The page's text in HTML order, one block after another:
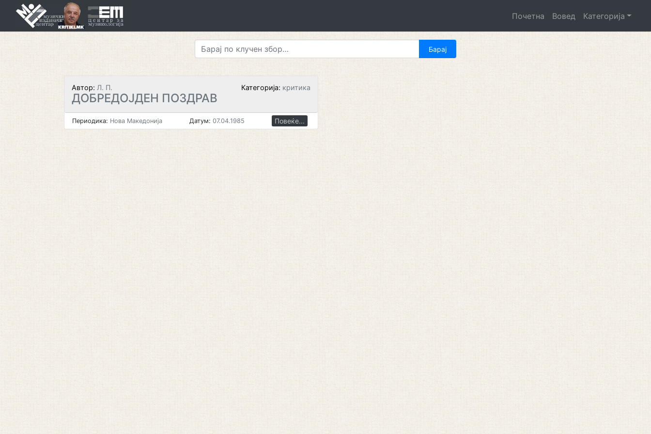
Почетна Вовед Категорија
Автор: Л. П. Категорија: критика
ДОБРЕДОЈДЕН ПОЗДРАВ
Периодика: Нова Македонија Датум: 07.04.1985 Повеќе...